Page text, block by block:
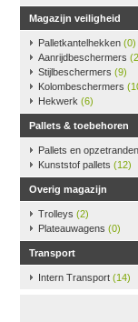
Magazijn veiligheid
Palletkantelhekken (0)
Aanrijdbeschermers
Stijlbeschermers (9)
Kolombeschermers
Hekwerk (6)
Pallets & toebehoren
Pallets en opzetranden
Kunststof pallets (12)
Overig magazijn
Trolleys (2)
Plateauwagens (0)
Transport
Intern Transport (14)